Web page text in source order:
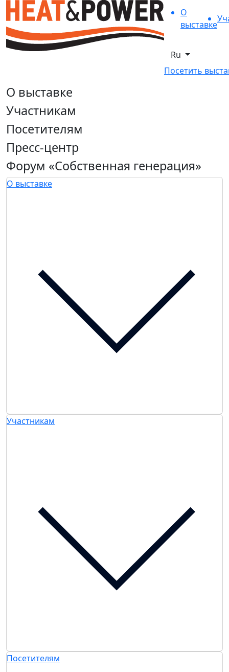
О
выставке
Ru
Посетить
О выставке
Участникам
Посетителям
Пресс-центр
Форум «Собственная генерация»
О выставке
Участникам
Посетителям